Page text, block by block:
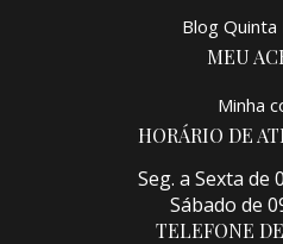
Blog
MEU
Minha
HORÁRIO DE
Seg. a Sexta de
Sábado de
TELEFONE